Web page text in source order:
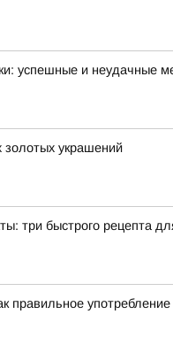
успешные и неудачные
золотых украшений
три быстрого рецепта
правильное